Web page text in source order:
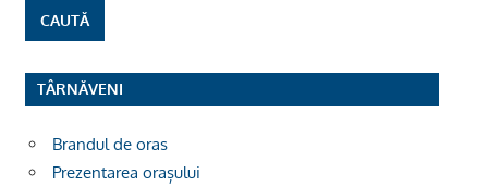
TÂRNĂVENI
Brandul de oras
Prezentarea orașului